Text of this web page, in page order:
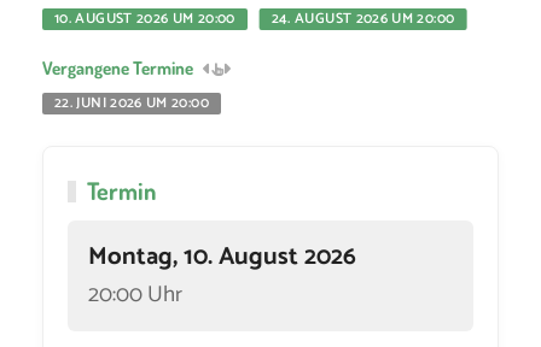
10. AUGUST 2026 UM 20:00
24. AUGUST 2026 UM 20:00
Vergangene Termine
22. JUNI 2026 UM 20:00
Termin
Montag, 10. August 2026
20:00 Uhr